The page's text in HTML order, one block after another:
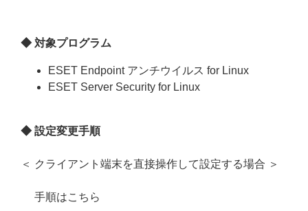
◆ 対象プログラム
ESET Endpoint アンチウイルス for Linux
ESET Server Security for Linux
◆ 設定変更手順
＜ クライアント端末を直接操作して設定する場合 ＞
手順はこちら